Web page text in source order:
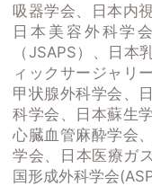
吸器学会、日本内
日本美容外科学
（JSAPS）、日本
ィックサージャリ
甲状腺外科学会、
科学会、日本蘇生
心臓血管麻酔学会
学会、日本医療ガ
国形成外科学会